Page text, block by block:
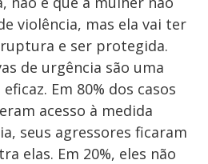
violência, mas ela vai ter
e ser protegida.
de urgência são uma
Em 80% dos casos
acesso à medida
seus agressores ficaram
elas. Em 20%, eles não